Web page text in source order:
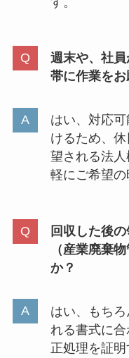
週末や、社
帯に作業をお
はい、対応
けるため、
望される法
軽にご希望の
回収した後
（産業廃棄
か？
はい、もち
れる書式に
正処理を証